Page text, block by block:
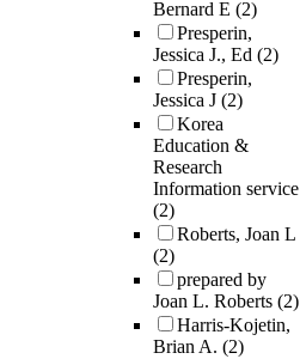
Bernard E (2)
Presperin,
Jessica J., Ed (2)
Presperin,
Jessica J (2)
Korea
Education &
Research
Information service
(2)
Roberts, Joan L
(2)
prepared by
Joan L. Roberts (2)
Harris-Kojetin,
Brian A. (2)